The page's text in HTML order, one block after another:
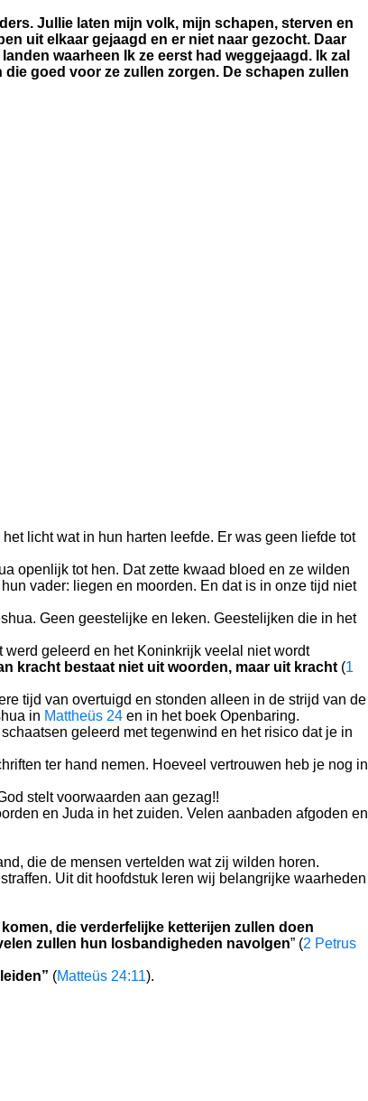
Jullie laten mijn volk, mijn schapen, sterven en
uit elkaar gejaagd en er niet naar gezocht. Daar
waarheen Ik ze eerst had weggejaagd. Ik zal
goed voor ze zullen zorgen. De schapen zullen
licht wat in hun harten leefde. Er was geen liefde tot
openlijk tot hen. Dat zette kwaad bloed en ze wilden
vader: liegen en moorden. En dat is in onze tijd niet
Geen geestelijke en leken. Geestelijken die in het
geleerd en het Koninkrijk veelal niet wordt
kracht bestaat niet uit woorden, maar uit kracht (1
tijd van overtuigd en stonden alleen in de strijd van de
in Mattheüs 24 en in het boek Openbaring.
geleerd met tegenwind en het risico dat je in
ter hand nemen. Hoeveel vertrouwen heb je nog in
stelt voorwaarden aan gezag!!
en Juda in het zuiden. Velen aanbaden afgoden en
die de mensen vertelden wat zij wilden horen.
Uit dit hoofdstuk leren wij belangrijke waarheden
die verderfelijke ketterijen zullen doen
zullen hun losbandigheden navolgen” (2 Petrus
(Matteüs 24:11).